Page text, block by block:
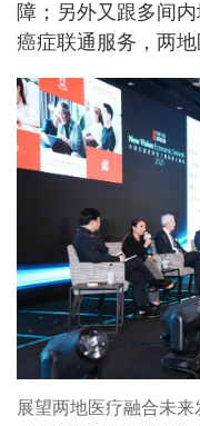
障；另外又跟多间
癌症联通服务，两地
展望两地医疗融合未